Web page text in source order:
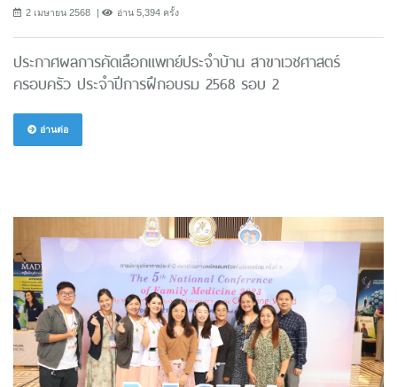
2 เมษายน 2568 อ่าน 5,394 ครั้ง
ประกาศผลการคัดเลือกแพทย์ประจำบ้าน สาขาเวชศาสตร์
ครอบครัว ประจำปีการฝึกอบรม 2568 รอบ 2
อ่านต่อ